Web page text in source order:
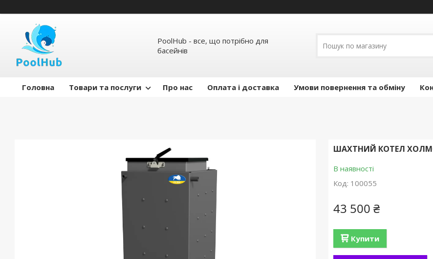
PoolHub - все, що потрібно для
басейнів
Головна Товари та послуги Про нас Оплата і доставка Умови повернення та обміну
ШАХТНИЙ КОТЕЛ
В наявності
Код: 100055
43 500 ₴
Купити